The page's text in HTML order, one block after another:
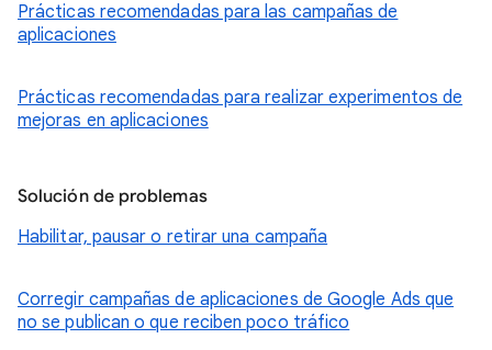
Prácticas recomendadas para las campañas de
aplicaciones
Prácticas recomendadas para realizar experimentos de
mejoras en aplicaciones
Solución de problemas
Habilitar, pausar o retirar una campaña
Corregir campañas de aplicaciones de Google Ads que
no se publican o que reciben poco tráfico